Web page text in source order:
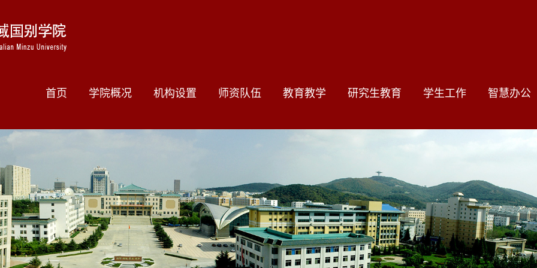
首页 学院概况 机构设置 师资队伍 教育教学 研究生教育 学生工作 智慧办公